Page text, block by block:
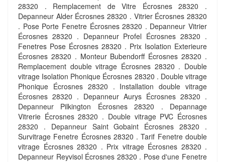
28320 . Remplacement de Vitre Écrosnes 28320 .
Depanneur Alder Écrosnes 28320 . Vitrier Écrosnes 28320
. Pose Porte Fenetre Écrosnes 28320 . Depanneur Vitrier
Écrosnes 28320 . Depanneur Profel Écrosnes 28320 .
Fenetres Pose Écrosnes 28320 . Prix Isolation Exterieure
Écrosnes 28320 . Monteur Bubendorff Écrosnes 28320 .
Remplacement double vitrage Écrosnes 28320 . Double
vitrage Isolation Phonique Écrosnes 28320 . Double vitrage
Phonique Écrosnes 28320 . Installation double vitrage
Écrosnes 28320 . Depanneur Aurys Écrosnes 28320 .
Depanneur Pilkington Écrosnes 28320 . Depannage
Vitrerie Écrosnes 28320 . Double vitrage PVC Écrosnes
28320 . Depanneur Saint Gobaint Écrosnes 28320 .
Survitrage Fenetre Écrosnes 28320 . Tarif Fenetre double
vitrage Écrosnes 28320 . Prix vitrage Écrosnes 28320 .
Depanneur Reyvisol Écrosnes 28320 . Pose d'une Fenetre